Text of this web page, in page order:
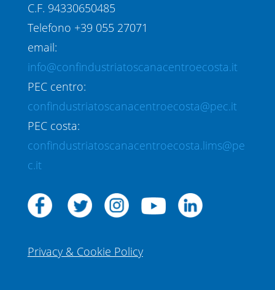
C.F. 94330650485
Telefono +39 055 27071
email:
info@confindustriatoscanacentroecosta.it
PEC centro:
confindustriatoscanacentroecosta@pec.it
PEC costa:
confindustriatoscanacentroecosta.lims@pe
c.it
Privacy & Cookie Policy